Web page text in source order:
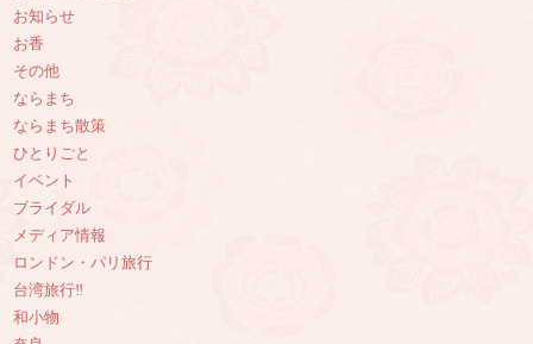
お知らせ
お香
その他
ならまち
ならまち散策
ひとりごと
イベント
ブライダル
メディア情報
ロンドン・パリ旅行
台湾旅行‼︎
和小物